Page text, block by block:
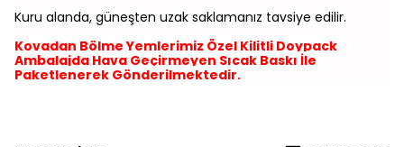
Kuru alanda, güneşten uzak saklamanız tavsiye edilir.
Kovadan Bölme Yemlerimiz Özel Kilitli Doypack
Ambalajda Hava Geçirmeyen Sıcak Baskı İle
Paketlenerek Gönderilmektedir.